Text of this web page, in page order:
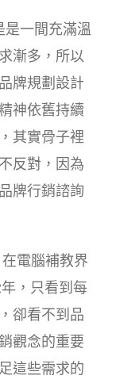
是一間充滿溫
漸多，所以
牌規劃設計
神依舊持續
其實骨子裡
反對，因為
牌行銷諮詢
電腦補教界
，只看到每
卻看不到品
觀念的重要
這些需求的